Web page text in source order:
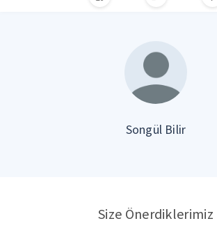
Songül Bilir
Size Önerdiklerimiz